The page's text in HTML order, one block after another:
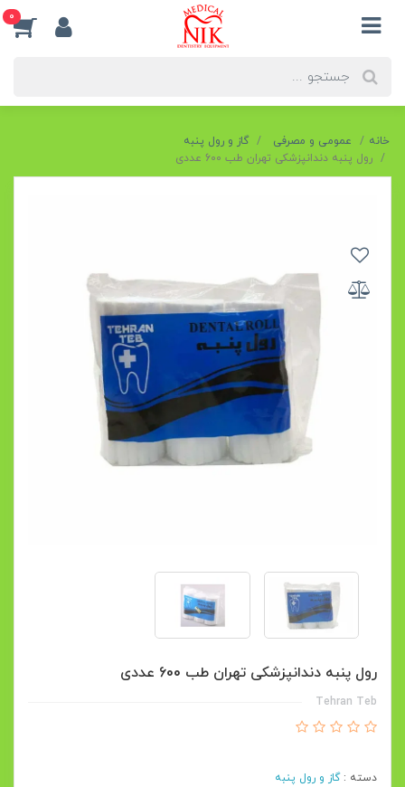
0
خانه عمومی و مصرفی
گاز و رول پنبه
رول پنبه دندانپزشکی تهران طب 600 عددی
رول پنبه دندانپزشکی تهران طب 600 عددی
Tehran Teb
دسته :گاز و رول پنبه